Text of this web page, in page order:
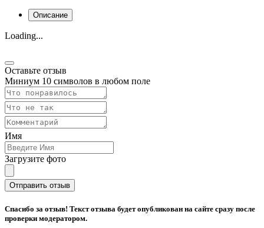
Описание
Loading...
Оставьте отзыв
Миниум 10 символов в любом поле
Имя
Загрузите фото
Отправить отзыв
Спасибо за отзыв! Текст отзыва будет опубликован на сайте сразу после
проверки модератором.